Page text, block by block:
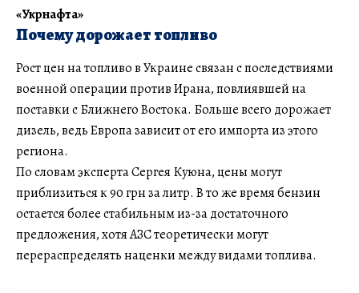
«Укрнафта»
Почему дорожает топливо
Рост цен на топливо в Украине связан с последствиями
военной операции против Ирана, повлиявшей на
поставки с Ближнего Востока. Больше всего дорожает
дизель, ведь Европа зависит от его импорта из этого
региона.
По словам эксперта Сергея Куюна, цены могут
приблизиться к 90 грн за литр. В то же время бензин
остается более стабильным из-за достаточного
предложения, хотя АЗС теоретически могут
перераспределять наценки между видами топлива.